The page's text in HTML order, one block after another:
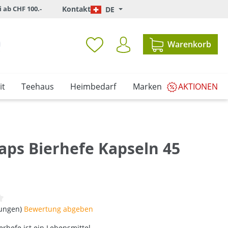
CHF 100.- Kontakt DE
Warenkorb
Teehaus Heimbedarf Marken AKTIONEN
Bierhefe Kapseln 45
Bewertung von 0 von 5 Sternen
Bewertung abgeben